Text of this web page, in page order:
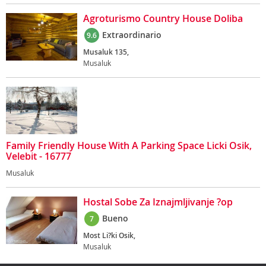
Agroturismo Country House Doliba
9.6 Extraordinario
Musaluk 135,
Musaluk
Family Friendly House With A Parking Space Licki Osik,
Velebit - 16777
Musaluk
Hostal Sobe Za Iznajmljivanje ?op
7 Bueno
Most Li?ki Osik,
Musaluk